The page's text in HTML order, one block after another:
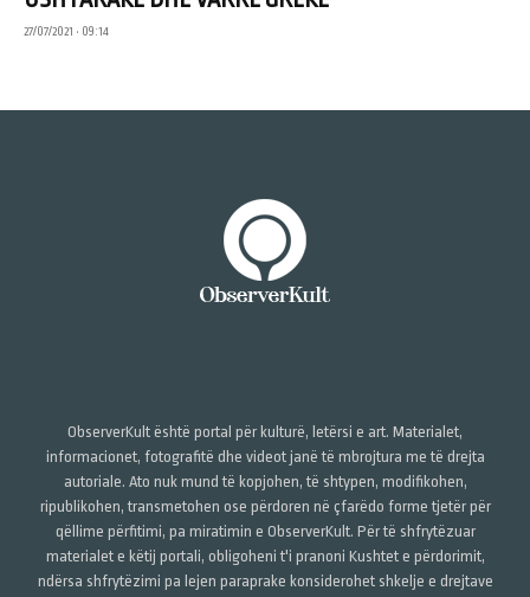
27/07/2021 • 09:14
ObserverKult është portal për kulturë, letërsi e art. Materialet,
informacionet, fotografitë dhe videot janë të mbrojtura me të drejta
autoriale. Ato nuk mund të kopjohen, të shtypen, modifikohen,
ripublikohen, transmetohen ose përdoren në çfarëdo forme tjetër për
qëllime përfitimi, pa miratimin e ObserverKult. Për të shfrytëzuar
materialet e këtij portali, obligoheni t'i pranoni Kushtet e përdorimit,
ndërsa shfrytëzimi pa lejen paraprake konsiderohet shkelje e drejtave